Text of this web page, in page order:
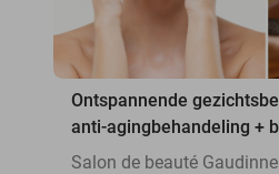
Ontspannende
anti-agingbehandeling +
(75 min)
Salon de beauté Gaudinne